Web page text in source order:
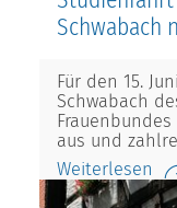
Schwabach
Für den 15.
Schwabach
aus und
Weiterlesen